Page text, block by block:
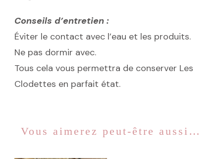
Conseils d’entretien :
Éviter le contact avec l’eau et les produits.
Ne pas dormir avec.
Tous cela vous permettra de conserver Les
Clodettes en parfait état.
Vous aimerez peut-être aussi…